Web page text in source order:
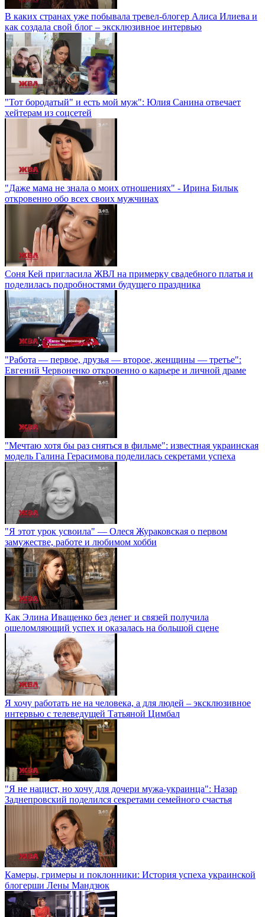
В каких странах уже побывала тревел-блогер Алиса Илиева и
как создала свой блог – эксклюзивное интервью
"Тот бородатый" и есть мой муж": Юлия Санина отвечает
хейтерам из соцсетей
"Даже мама не знала о моих отношениях" - Ирина Билык
откровенно обо всех своих мужчинах
Соня Кей пригласила ЖВЛ на примерку свадебного платья и
поделилась подробностями будущего праздника
"Работа — первое, друзья — второе, женщины — третье":
Евгений Червоненко откровенно о карьере и личной драме
"Мечтаю хотя бы раз сняться в фильме": известная украинская
модель Галина Герасимова поделилась секретами успеха
"Я этот урок усвоила" — Олеся Жураковская о первом
замужестве, работе и любимом хобби
Как Элина Иващенко без денег и связей получила
ошеломляющий успех и оказалась на большой сцене
Я хочу работать не на человека, а для людей – эксклюзивное
интервью с телеведущей Татьяной Цимбал
"Я не нацист, но хочу для дочери мужа-украинца": Назар
Заднепровский поделился секретами семейного счастья
Камеры, гримеры и поклонники: История успеха украинской
блогерши Лены Мандзюк